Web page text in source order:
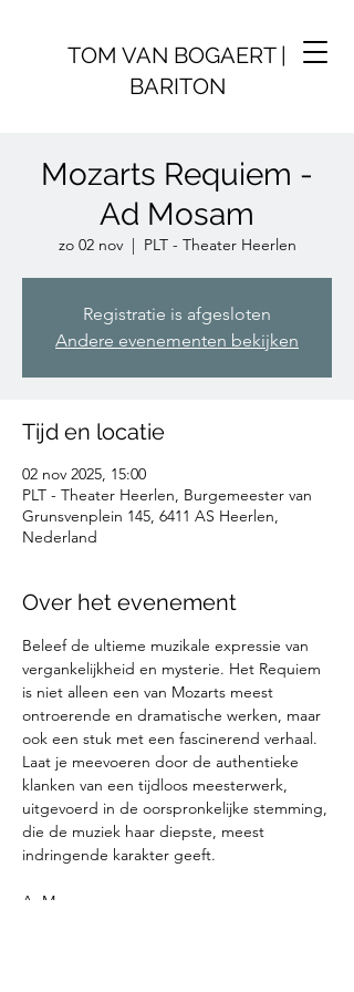
TOM VAN BOGAERT |
BARITON
Mozarts Requiem -
Ad Mosam
zo 02 nov
  |
PLT - Theater Heerlen
Registratie is afgesloten
Andere evenementen bekijken
Tijd en locatie
02 nov 2025, 15:00
PLT - Theater Heerlen, Burgemeester van
Grunsvenplein 145, 6411 AS Heerlen,
Nederland
Over het evenement
Beleef de ultieme muzikale expressie van
vergankelijkheid en mysterie. Het Requiem
is niet alleen een van Mozarts meest
ontroerende en dramatische werken, maar
ook een stuk met een fascinerend verhaal.
Laat je meevoeren door de authentieke
klanken van een tijdloos meesterwerk,
uitgevoerd in de oorspronkelijke stemming,
die de muziek haar diepste, meest
indringende karakter geeft.
As Mosam